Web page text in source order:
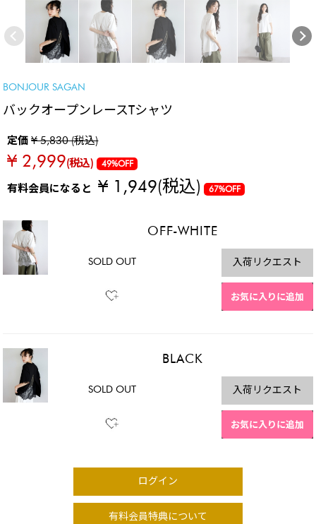
BONJOUR SAGAN
バックオープンレースTシャツ
定価¥ 5,830 (税込)
¥ 2,999(税込) 49%OFF
有料会員になると¥ 1,949(税込) 67%OFF
OFF-WHITE
SOLD OUT 入荷リクエスト
お気に入りに追加
BLACK
SOLD OUT 入荷リクエスト
お気に入りに追加
ログイン
有料会員特典について